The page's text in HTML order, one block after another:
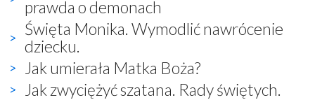
prawda o demonach
Święta Monika. Wymodlić nawrócenie
dziecku.
Jak umierała Matka Boża?
Jak zwyciężyć szatana. Rady świętych.